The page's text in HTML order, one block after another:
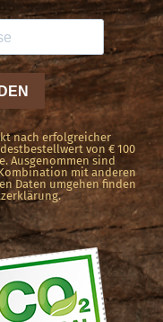
nach erfolgreicher
von € 100
Ausgenommen sind
mit anderen
Daten umgehen finden